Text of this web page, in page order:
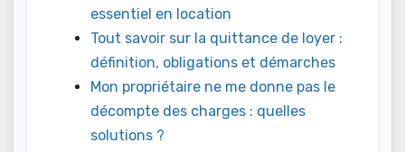
essentiel en location
Tout savoir sur la quittance de loyer :
définition, obligations et démarches
Mon propriétaire ne me donne pas le
décompte des charges : quelles
solutions ?